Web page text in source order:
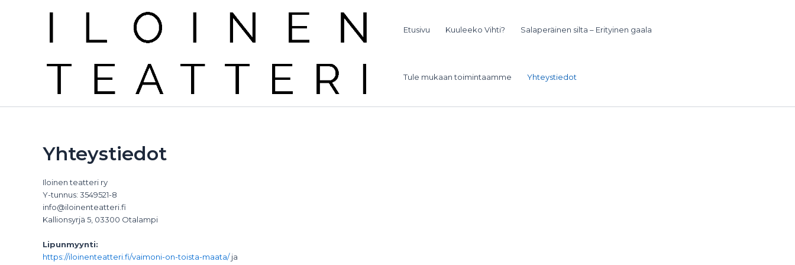
Etusivu
Kuuleeko Vihti? Salaperäinen silta – Erityinen gaala
Tule mukaan toimintaamme Yhteystiedot
Yhteystiedot
Iloinen teatteri ry
Y-tunnus: 3549521-8
info@iloinenteatteri.fi
Kallionsyrjä 5, 03300 Otalampi
Lipunmyynti:
https://iloinenteatteri.fi/vaimoni-on-toista-maata/ja